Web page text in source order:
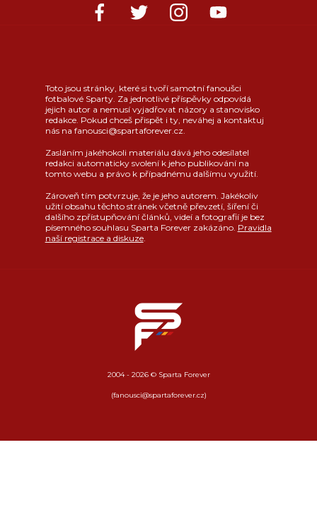
Toto jsou stránky, které si tvoří samotní fanoušci
fotbalové Sparty. Za jednotlivé příspěvky odpovídá
jejich autor a nemusí vyjadřovat názory a stanovisko
redakce. Pokud chceš přispět i ty, neváhej a kontaktuj
nás na fanousci@spartaforever.cz.
Zasláním jakéhokoli materiálu dává jeho odesílatel
redakci automaticky svolení k jeho publikování na
tomto webu a právo k případnému dalšímu využití.
Zároveň tím potvrzuje, že je jeho autorem. Jakékoliv
užití obsahu těchto stránek včetně převzetí, šíření či
dalšího zpřístupňování článků, videí a fotografií je bez
písemného souhlasu Sparta Forever zakázáno. Pravidla
naší registrace a diskuze.
2004 - 2026 © Sparta Forever
(fanousci@spartaforever.cz)